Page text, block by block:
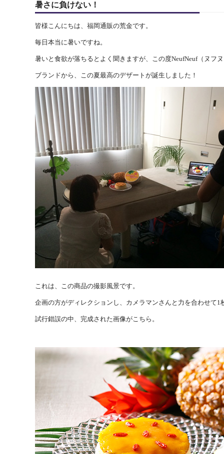
暑さに負けない！
皆様こんにちは、福岡通販の荒金です。
毎日本当に暑いですね。
暑いと食欲が落ちるとよく聞きますが、この度NeufNeuf（ヌフ
ブランドから、この夏最高のデザートが誕生しました！
これは、この商品の撮影風景です。
企画の方がディレクションし、カメラマンさんと力を合わせて1
試行錯誤の中、完成された画像がこちら。